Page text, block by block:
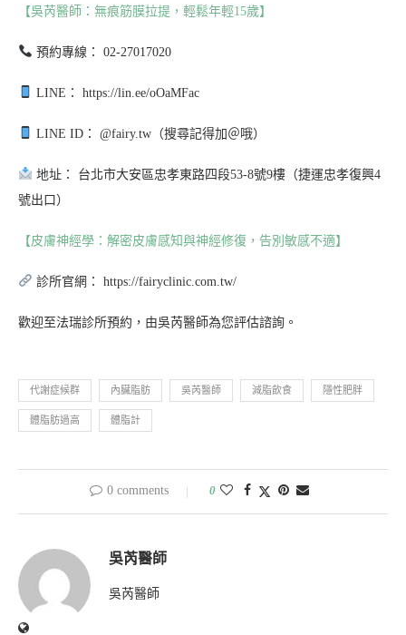
【吳芮醫師：無痕筋膜拉提，輕鬆年輕15歲】
預約專線： 02-27017020
LINE： https://lin.ee/oOaMFac
LINE ID： @fairy.tw（搜尋記得加＠哦）
地址： 台北市大安區忠孝東路四段53-8號9樓（捷運忠孝復興4
號出口）
【皮膚神經學：解密皮膚感知與神經修復，告別敏感不適】
診所官網： https://fairyclinic.com.tw/
歡迎至法瑞診所預約，由吳芮醫師為您評估諮詢。
代謝症候群 內臟脂肪 吳芮醫師 減脂飲食 隱性肥胖
體脂肪過高 體脂計
0 comments 0
吳芮醫師
吳芮醫師